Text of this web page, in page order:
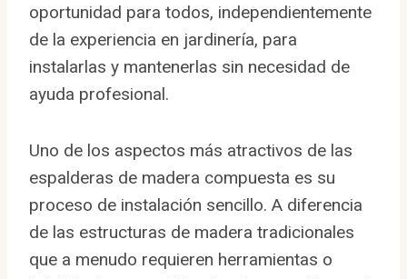
oportunidad para todos, independientemente
de la experiencia en jardinería, para
instalarlas y mantenerlas sin necesidad de
ayuda profesional.
Uno de los aspectos más atractivos de las
espalderas de madera compuesta es su
proceso de instalación sencillo. A diferencia
de las estructuras de madera tradicionales
que a menudo requieren herramientas o